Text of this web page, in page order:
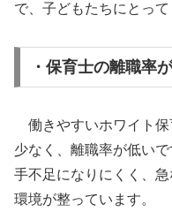
で、子どもたちにとっ
・保育士の離職率
働きやすいホワイト保
少なく、離職率が低い
手不足になりにくく、
環境が整っています。